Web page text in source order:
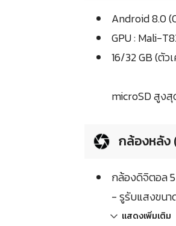
Android 8.0
GPU : Mali-
16/32 GB (ตัว
microSD สูงสุ
กล้องหลัง
กล้องดิจิตอล
- รูรับแสงขนา
แสดงเพิ่มเติม